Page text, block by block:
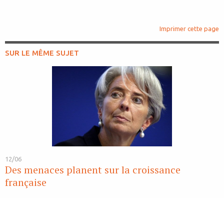
Imprimer cette page
SUR LE MÊME SUJET
12/06
Des menaces planent sur la croissance
française